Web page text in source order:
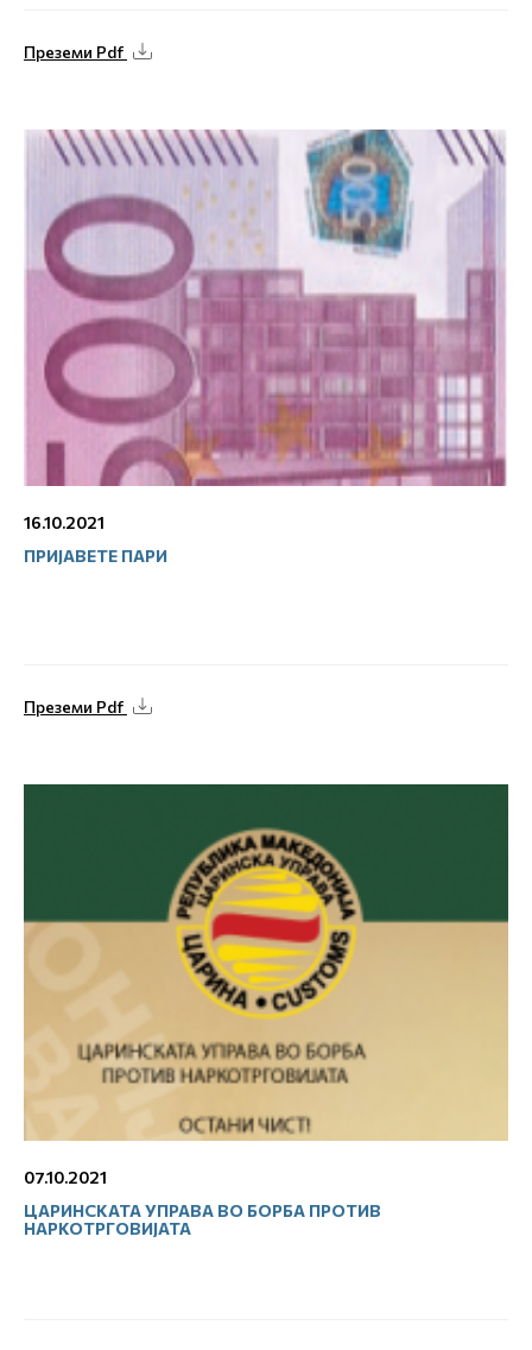
Преземи Pdf
16.10.2021
ПРИЈАВЕТЕ ПАРИ
Преземи Pdf
07.10.2021
ЦАРИНСКАТА УПРАВА ВО БОРБА ПРОТИВ
НАРКОТРГОВИЈАТА